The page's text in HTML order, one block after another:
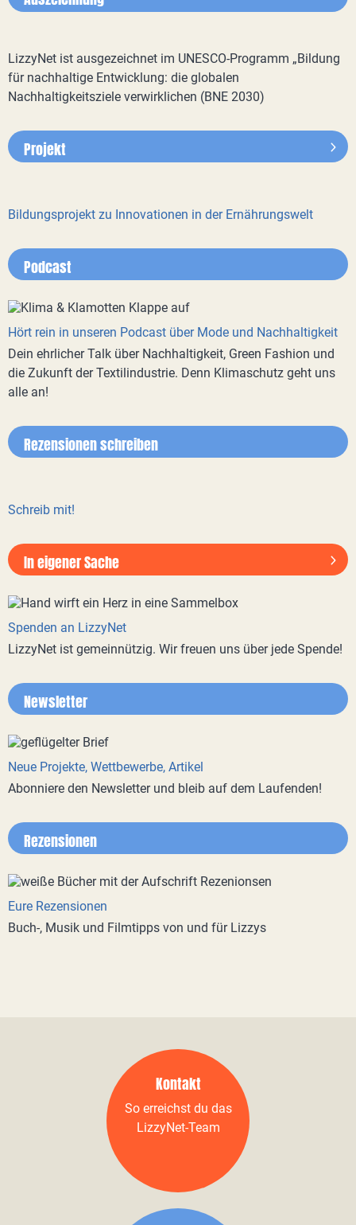
LizzyNet ist ausgezeichnet im UNESCO-Programm „Bildung
für nachhaltige Entwicklung: die globalen
Nachhaltigkeitsziele verwirklichen (BNE 2030)
Projekt
Bildungsprojekt zu Innovationen in der Ernährungswelt
Podcast
Hört rein in unseren Podcast über Mode und Nachhaltigkeit
Dein ehrlicher Talk über Nachhaltigkeit, Green Fashion und
die Zukunft der Textilindustrie. Denn Klimaschutz geht uns
alle an!
Rezensionen schreiben
Schreib mit!
In eigener Sache
Spenden an LizzyNet
LizzyNet ist gemeinnützig. Wir freuen uns über jede Spende!
Newsletter
Neue Projekte, Wettbewerbe, Artikel
Abonniere den Newsletter und bleib auf dem Laufenden!
Rezensionen
Eure Rezensionen
Buch-, Musik und Filmtipps von und für Lizzys
Kontakt
So erreichst du das
LizzyNet-Team